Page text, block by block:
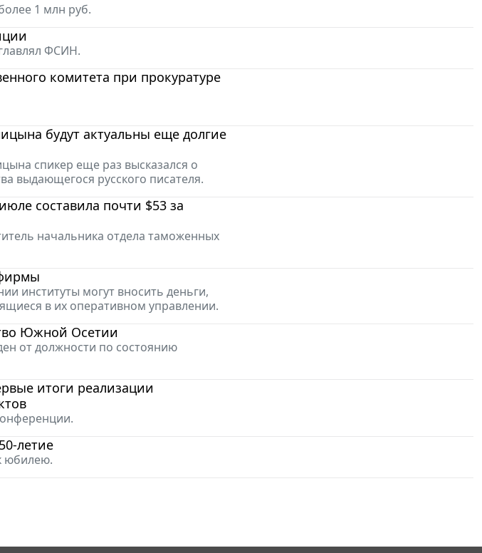
1 млн руб.
ФСИН.
комитета при прокуратуре
будут актуальны еще долгие
спикер еще раз высказался о
выдающегося русского писателя.
составила почти $53 за
начальника отдела таможенных
институты могут вносить деньги,
в их оперативном управлении.
Южной Осетии
от должности по состоянию
итоги реализации
летие
юбилею.